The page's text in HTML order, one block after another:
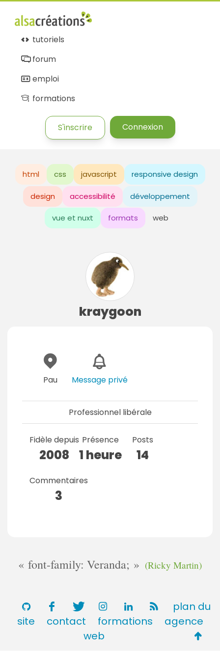
tutoriels
forum
emploi
formations
S'inscrire Connexion
html css javascript responsive design
design accessibilité développement
vue et nuxt formats web
kraygoon
Pau Message privé
Professionnel libérale
Fidèle depuis
2008
Présence
1 heure
Posts
14
Commentaires
3
font-family: Veranda; (Ricky Martin)
plan du
site
contact formations
agence
web